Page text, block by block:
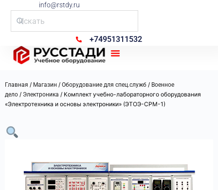
info@rstdy.ru
+74951311532
Главная / Магазин / Оборудование для спец.служб / Военное
дело / Электроника / Комплект учебно-лабораторного оборудования
«Электротехника и основы электроники» (ЭТОЭ-СРМ-1)